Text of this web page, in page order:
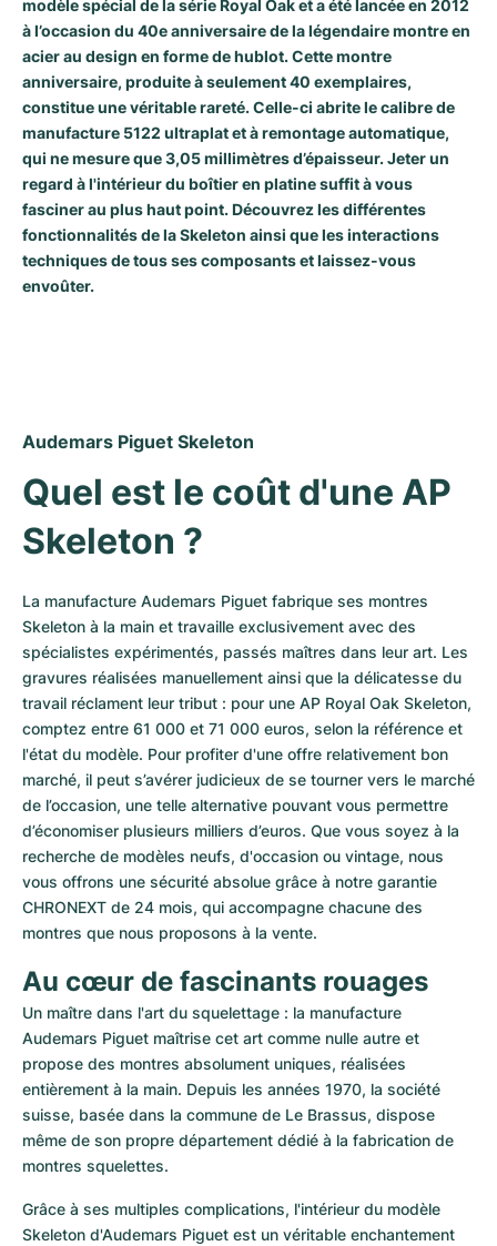
Milgauss
Oyster Perpetual
Yacht-Master
Yacht-Master II
Sea-Dweller
Sky-Dweller
Montres pour femmes
Ronde
Rotonde
Crash
Pasha
Tortue
Baignoire
Montres d'occasion
Montres pour femmes
Professional
Bentley
Transocean
Cockpit
Chronospace
Super Avenger
Montres d'occasion
Montres pour femmes
Formula 1
Grand Carrera
Montres d'occasion
Montres pour femmes
Portofino
Portugieser
Da Vinci
Aquatimer
Spitfire
GST
Spirit of Big Bang
King Power
Montres d'occasion
modèle spécial de la série Royal Oak et a été lancée en 2012
à l’occasion du 40e anniversaire de la légendaire montre en
acier au design en forme de hublot. Cette montre
anniversaire, produite à seulement 40 exemplaires,
constitue une véritable rareté. Celle-ci abrite le calibre de
manufacture 5122 ultraplat et à remontage automatique,
qui ne mesure que 3,05 millimètres d’épaisseur. Jeter un
regard à l'intérieur du boîtier en platine suffit à vous
fasciner au plus haut point. Découvrez les différentes
fonctionnalités de la Skeleton ainsi que les interactions
techniques de tous ses composants et laissez-vous
envoûter.
Audemars Piguet Skeleton
Quel est le coût d'une AP
Skeleton ?
La manufacture Audemars Piguet fabrique ses montres
Skeleton à la main et travaille exclusivement avec des
spécialistes expérimentés, passés maîtres dans leur art. Les
gravures réalisées manuellement ainsi que la délicatesse du
travail réclament leur tribut : pour une AP Royal Oak Skeleton,
comptez entre 61 000 et 71 000 euros, selon la référence et
l'état du modèle. Pour profiter d'une offre relativement bon
marché, il peut s’avérer judicieux de se tourner vers le marché
de l’occasion, une telle alternative pouvant vous permettre
d’économiser plusieurs milliers d’euros. Que vous soyez à la
recherche de modèles neufs, d'occasion ou vintage, nous
vous offrons une sécurité absolue grâce à notre garantie
CHRONEXT de 24 mois, qui accompagne chacune des
montres que nous proposons à la vente.
Au cœur de fascinants rouages
Un maître dans l'art du squelettage : la manufacture
Audemars Piguet maîtrise cet art comme nulle autre et
propose des montres absolument uniques, réalisées
entièrement à la main. Depuis les années 1970, la société
suisse, basée dans la commune de Le Brassus, dispose
même de son propre département dédié à la fabrication de
montres squelettes.
Grâce à ses multiples complications, l'intérieur du modèle
Skeleton d'Audemars Piguet est un véritable enchantement